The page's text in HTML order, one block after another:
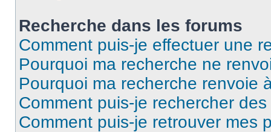
Recherche dans les forums
Comment puis-je effectuer une
Pourquoi ma recherche ne
Pourquoi ma recherche renvoie
Comment puis-je rechercher
Comment puis-je retrouver mes